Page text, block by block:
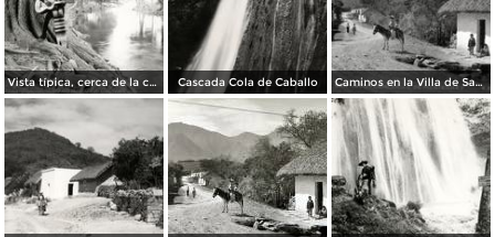
Vista típica, cerca de la cascada Cola de Caballo Cascada Cola de Caballo Caminos en la Villa de Santiago